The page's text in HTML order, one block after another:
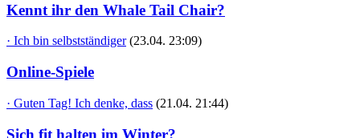
Kennt ihr den Whale Tail Chair?
· Ich bin selbstständiger (23.04. 23:09)
Online-Spiele
· Guten Tag! Ich denke, dass (21.04. 21:44)
Sich fit halten im Winter?